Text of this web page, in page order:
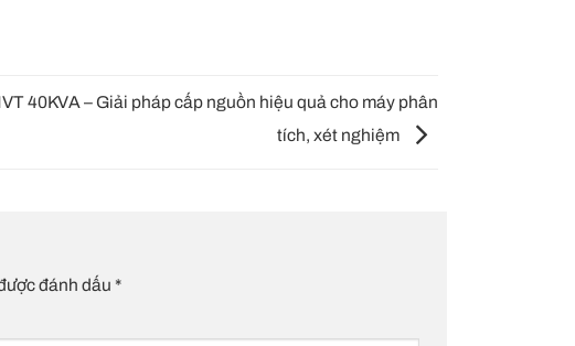
40KVA – Giải pháp cấp nguồn hiệu quả cho máy phân
tích, xét nghiệm
đánh dấu *